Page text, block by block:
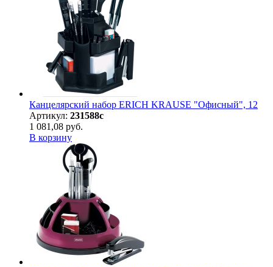
Канцелярский набор ERICH KRAUSE "Офисный", 12
Артикул: 231588с
1 081,08 руб.
В корзину